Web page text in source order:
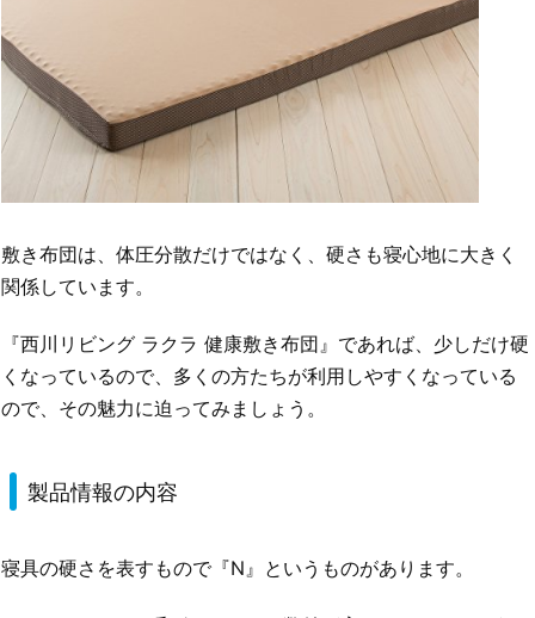
敷き布団は、体圧分散だけではなく、硬さも寝心地に大きく
関係しています。
『西川リビング ラクラ 健康敷き布団』であれば、少しだけ硬
くなっているので、多くの方たちが利用しやすくなっている
ので、その魅力に迫ってみましょう。
製品情報の内容
寝具の硬さを表すもので『N』というものがあります。